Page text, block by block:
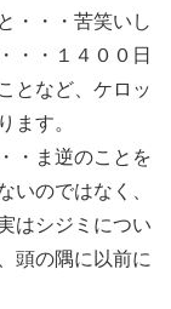
・・・苦笑いし
・・１４００日
となど、ケロッ
ます。
・ま逆のことを
いのではなく、
はシジミについ
頭の隅に以前に